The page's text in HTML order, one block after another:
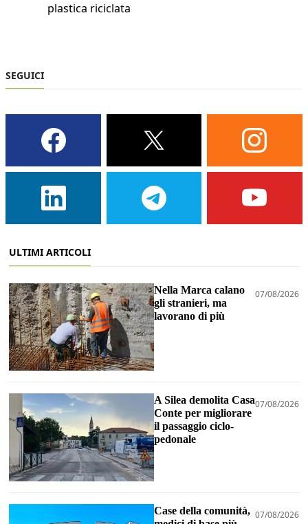
plastica riciclata
SEGUICI
ULTIMI ARTICOLI
Nella Marca calano
gli stranieri, ma
lavorano di più
07/08/2026
A Silea demolita Casa
Conte per migliorare
il passaggio ciclo-
pedonale
07/08/2026
Case della comunità, 07/08/2026